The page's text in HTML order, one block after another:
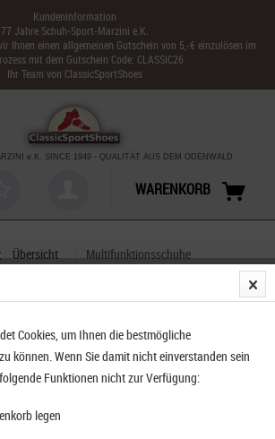
Kundeninformation
77 Jahre Schuh-Sport-Marzini e.K.
Ihnen einen allgemeinen Gutschein von 5,-€ einzulösen im
mit dem Gutschein Code: CLASSIC26
Ihr Team von ClassicSportShoes
e.K. SINCE 1949 - QUALITÄT AUS DEM ODENWALD
WARENKORB
Übersicht Multifunktionsschuhe
FG Evo GTX
Cookies, um Ihnen die bestmögliche
können. Wenn Sie damit nicht einverstanden sein
Funktionen nicht zur Verfügung:
legen